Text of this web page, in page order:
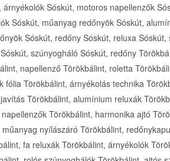
Sóskút, motoros napellenzők
Sóskút, műanyag redőnyök Sóskút,
Sóskút, redőny Sóskút, reluxa Sóskút,
szúnyogháló Sóskút, redőny
napellenző Törökbálint, roletta
Törökbálint, árnyékolás technika
Törökbálint, alumínium reluxák
Törökbálint, harmonika ajtó
nyílászáró Törökbálint,
fa reluxák Törökbálint, árnyékolók